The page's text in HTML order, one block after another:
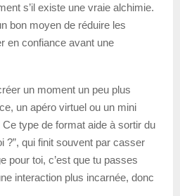
s’il existe une vraie alchimie.
bon moyen de réduire les
en confiance avant une
un moment un peu plus
un apéro virtuel ou un mini
type de format aide à sortir du
?”, qui finit souvent par casser
pour toi, c’est que tu passes
interaction plus incarnée, donc